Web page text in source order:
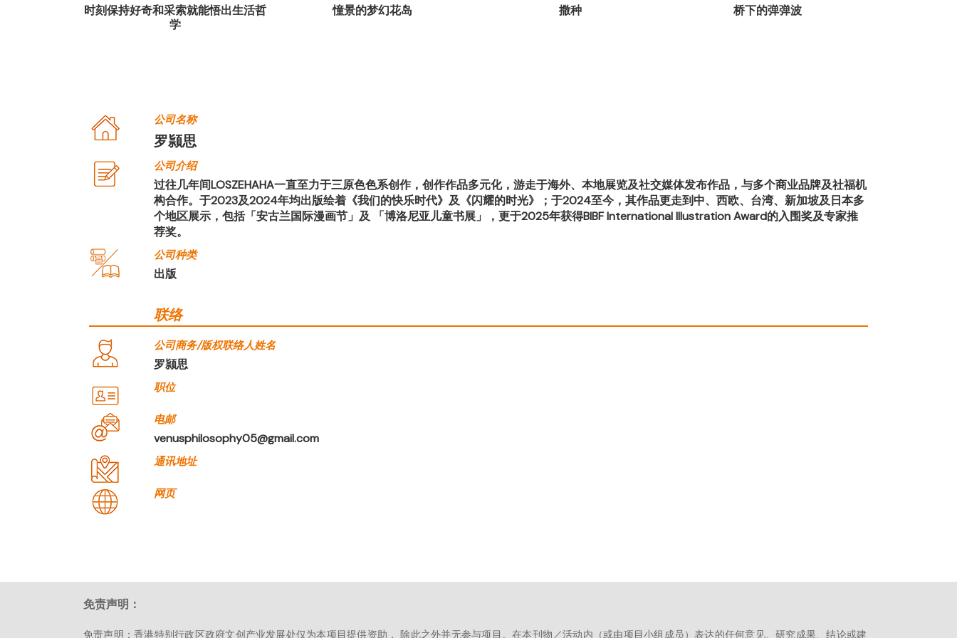
时刻保持好奇和采索就能悟出生活哲
学
憧景的梦幻花岛 撒种 桥下的弹弹波
公司名称
罗颕思
公司介绍
过往几年间LOSZEHAHA一直至力于三原色色系创作，创作作品多元化，游走于海外、本地展览及社交媒体发布作品，与多个商业品牌及社福机
构合作。于2023及2024年均出版绘着《我们的快乐时代》及《闪耀的时光》；于2024至今，其作品更走到中、西欧、台湾、新加坡及日本多
个地区展示，包括「安古兰国际漫画节」及 「博洛尼亚儿童书展」，更于2025年获得BIBF International Illustration Award的入围奖及专家推
荐奖。
公司种类
出版
联络
公司商务/版权联络人姓名
罗颕思
职位
电邮
venusphilosophy05@gmail.com
通讯地址
网页
免责声明：
免责声明：香港特别行政区政府文创产业发展处仅为本项目提供资助， 除此之外并无参与项目。在本刊物／活动内（或由项目小组成员）表达的任何意见、研究成果、结论或建